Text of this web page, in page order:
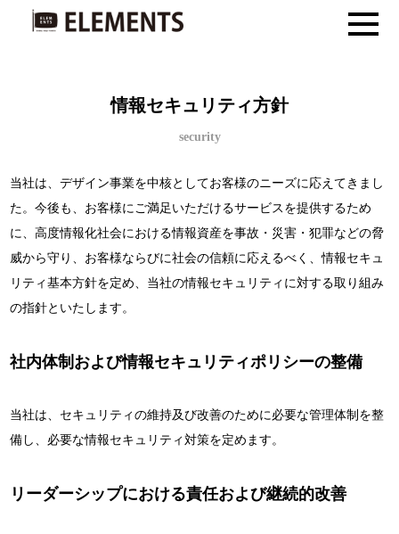
情報セキュリティ方針
security
当社は、デザイン事業を中核としてお客様のニーズに応えてきまし
た。今後も、お客様にご満足いただけるサービスを提供するため
に、高度情報化社会における情報資産を事故・災害・犯罪などの脅
威から守り、お客様ならびに社会の信頼に応えるべく、情報セキュ
リティ基本方針を定め、当社の情報セキュリティに対する取り組み
の指針といたします。
社内体制および情報セキュリティポリシーの整備
当社は、セキュリティの維持及び改善のために必要な管理体制を整
備し、必要な情報セキュリティ対策を定めます。
リーダーシップにおける責任および継続的改善